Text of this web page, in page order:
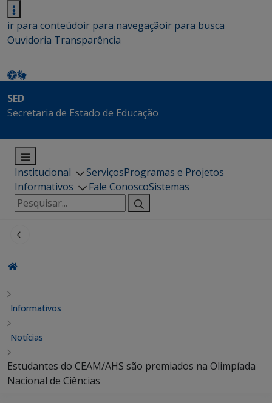
ir para conteúdoir para navegaçãoir para busca
Ouvidoria Transparência
SED
Secretaria de Estado de Educação
Institucional ServiçosProgramas e Projetos
Informativos
Fale ConoscoSistemas
Pesquisar
por:
Informativos
Notícias
Estudantes do CEAM/AHS são premiados na Olimpíada
Nacional de Ciências